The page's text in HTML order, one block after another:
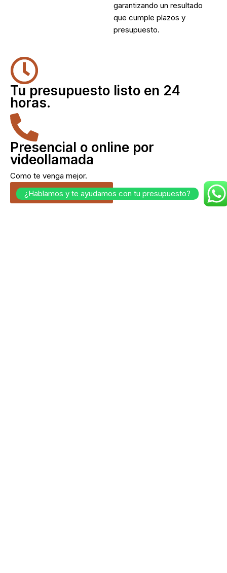
garantizando un resultado
que cumple plazos y
presupuesto.
Tu presupuesto listo en 24
horas.
Presencial o online por
videollamada
Como te venga mejor.
Cuéntanos tu idea.
¿Hablamos y te ayudamos con tu presupuesto?